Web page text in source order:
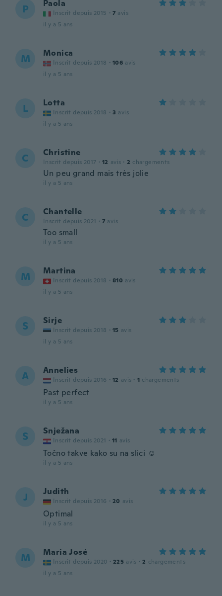
P Paola
Inscrit depuis 2015 · 7 avis
il y a 5 ans
M Monica
Inscrit depuis 2018 · 106 avis
il y a 5 ans
L Lotta
Inscrit depuis 2018 · 3 avis
il y a 5 ans
C Christine
Inscrit depuis 2017 · 12 avis · 2 chargements
Un peu grand mais très jolie
il y a 5 ans
C Chantelle
Inscrit depuis 2021 · 7 avis
Too small
il y a 5 ans
M Martina
Inscrit depuis 2018 · 810 avis
il y a 5 ans
S Sirje
Inscrit depuis 2018 · 15 avis
il y a 5 ans
A Annelies
Inscrit depuis 2016 · 12 avis · 1 chargements
Past perfect
il y a 5 ans
S Snježana
Inscrit depuis 2021 · 11 avis
Točno takve kako su na slici ☺️
il y a 5 ans
J Judith
Inscrit depuis 2016 · 20 avis
Optimal
il y a 5 ans
M Maria José
Inscrit depuis 2020 · 225 avis · 2 chargements
il y a 5 ans